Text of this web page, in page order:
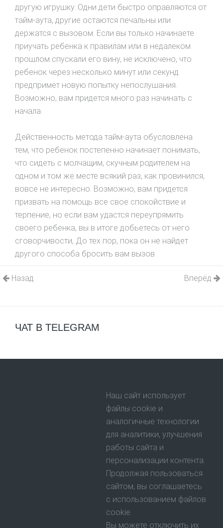
другую игрушку. Одни дети быстро оправляются от
тайм-аута, другие остаются печальны или
держатся с вызовом. Если вы только начинаете
приучать ребенка к правилам или в недалеком
прошлом спускали его вину, не исключено, что
ребенок через несколько минут или секунд
предпримет новую попытку непослушания.
Возможно, вам придется много раз нaчинaть с
начала.
Действенность метода тайм-аута обусловлена
тем, что ребенок постепенно начинает понимать,
что сидеть с молчащим, скучным родителем на
одном и том же месте всякий раз, как провинился,
вовсе не интересно. Возможно, вам придется
призвать на помощь все свое спокойствие и
терпение, но если вам удастся переупрямить
своего ребенка, вы в итоге добьетесь от него
сговорчивости, До тех пор, пока он не найдет
дpугого способа бросить вам вызoв.
Назад Вперёд
ЧАТ В TELEGRAM
Наш сайт использует
файлы cookie и
аналогичные технологии
для аналитики, улучшения
работы сайта и
персонализации контента.
Продолжая пользоваться
сайтом, вы соглашаетесь
с использованием файлов
cookie.
Вы можете отключить их